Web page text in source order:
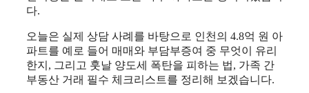
다.
오늘은 실제 상담 사례를 바탕으로 인천의 4.8억 원 아
파트를 예로 들어 매매와 부담부증여 중 무엇이 유리
한지, 그리고 훗날 양도세 폭탄을 피하는 법, 가족 간
부동산 거래 필수 체크리스트를 정리해 보겠습니다.